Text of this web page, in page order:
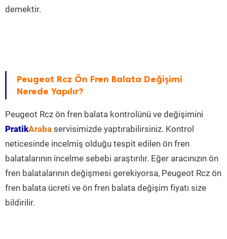
demektir.
Peugeot Rcz Ön Fren Balata Değişimi
Nerede Yapılır?
Peugeot Rcz ön fren balata kontrolünü ve değişimini
PratikAraba servisimizde yaptırabilirsiniz. Kontrol
neticesinde incelmiş olduğu tespit edilen ön fren
balatalarının incelme sebebi araştırılır. Eğer aracınızın ön
fren balatalarının değişmesi gerekiyorsa, Peugeot Rcz ön
fren balata ücreti ve ön fren balata değişim fiyatı size
bildirilir.